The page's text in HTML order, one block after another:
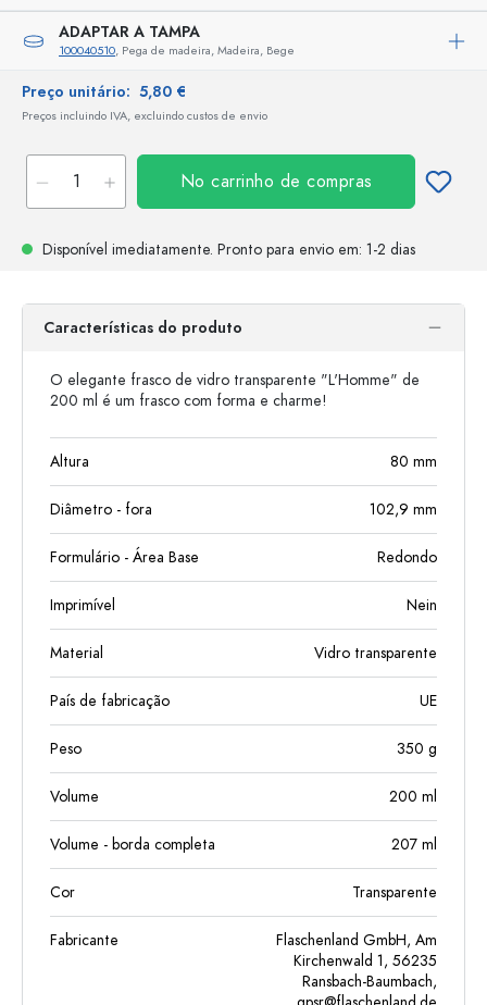
ADAPTAR A TAMPA
100040510, Pega de madeira, Madeira, Bege
Preço unitário: 5,80 €
Preços incluindo IVA, excluindo custos de envio
No carrinho de compras
Disponível imediatamente. Pronto para envio em: 1-2 dias
Características do produto
O elegante frasco de vidro transparente "L'Homme" de
200 ml é um frasco com forma e charme!
Altura 80 mm
Diâmetro - fora 102,9 mm
Formulário - Área Base Redondo
Imprimível Nein
Material Vidro transparente
País de fabricação UE
Peso 350 g
Volume 200 ml
Volume - borda completa 207 ml
Cor Transparente
Fabricante
Flaschenland GmbH, Am
Kirchenwald 1, 56235
Ransbach-Baumbach,